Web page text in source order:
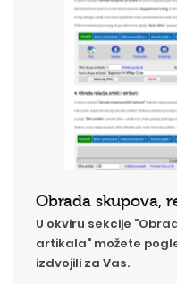
Obrada skupova,
U okviru sekcije
artikala" možete
izdvojili za Vas.